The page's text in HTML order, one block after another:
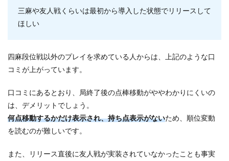
三麻や友人戦くらいは最初から導入した状態でリリースして
ほしい
四麻段位戦以外のプレイを求めている人からは、上記のような口
コミが上がっています。
口コミにあるとおり、局終了後の点棒移動がややわかりにくいの
は、デメリットでしょう。
何点移動するかだけ表示され、持ち点表示がないため、順位変動
を読むのが難しいです。
また、リリース直後に友人戦が実装されていなかったことも事実